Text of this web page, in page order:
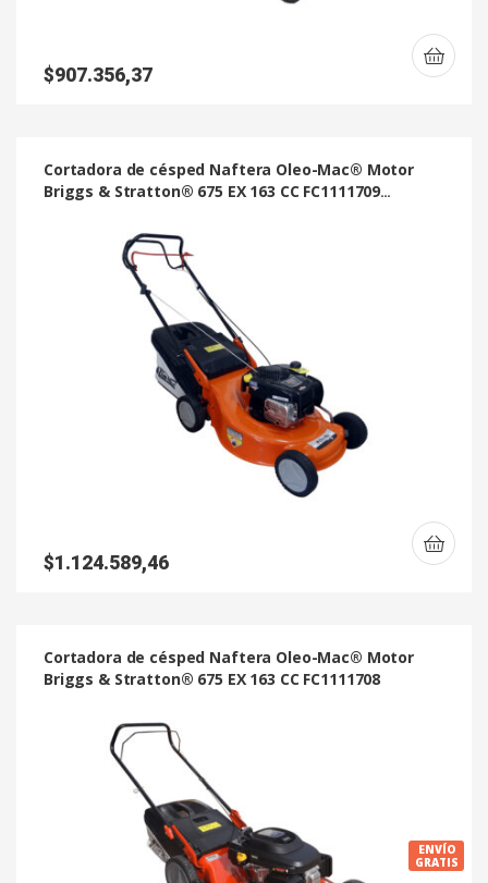
$907.356,37
Cortadora de césped Naftera Oleo-Mac® Motor
Briggs & Stratton® 675 EX 163 CC FC1111709
$1.124.589,46
Cortadora de césped Naftera Oleo-Mac® Motor
Briggs & Stratton® 675 EX 163 CC FC1111708
ENVÍO
GRATIS